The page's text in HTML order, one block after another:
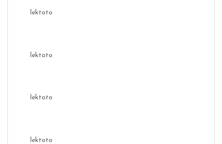
lektoto
lektoto
lektoto
lektoto